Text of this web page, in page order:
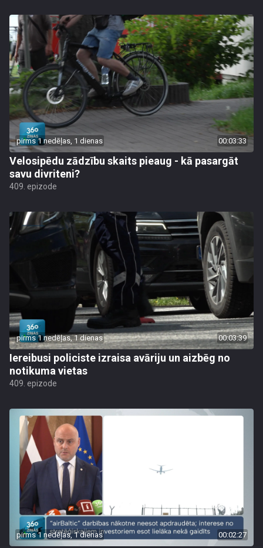
pirms 1 nedēļas, 1 dienas 00:03:33
Velosipēdu zādzību skaits pieaug - kā pasargāt
savu divriteni?
409. epizode
pirms 1 nedēļas, 1 dienas 00:03:39
Iereibusi policiste izraisa avāriju un aizbēg no
notikuma vietas
409. epizode
pirms 1 nedēļas, 1 dienas 00:02:27